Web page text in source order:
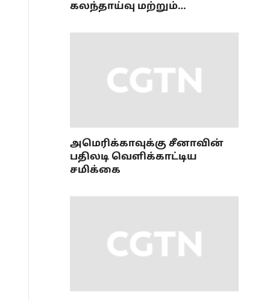
கலந்தாய்வு மற்றும்
அமைப்புமுறை பற்றிய 36வது
அமெரிக்காவுக்கு சீனாவின்
பதிலடி வெளிக்காட்டிய
சமிக்கை